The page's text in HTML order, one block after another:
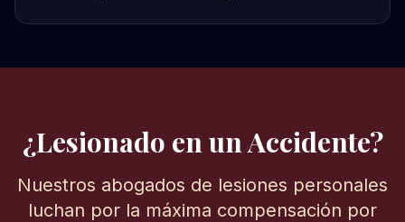
¿Lesionado en un Accidente?
Nuestros abogados de lesiones personales
luchan por la máxima compensación por